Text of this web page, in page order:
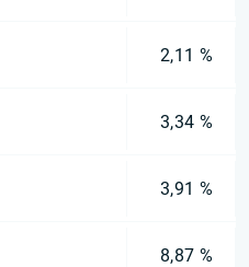
2,11 %
3,34 %
3,91 %
8,87 %